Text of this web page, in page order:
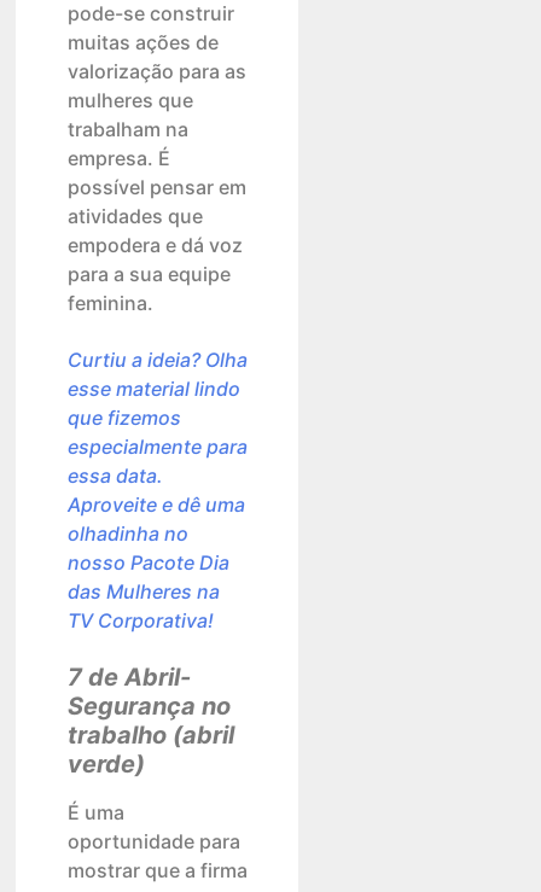
pode-se construir
muitas ações de
valorização para as
mulheres que
trabalham na
empresa. É
possível pensar em
atividades que
empodera e dá voz
para a sua equipe
feminina.
Curtiu a ideia? Olha
esse material lindo
que fizemos
especialmente para
essa data.
Aproveite e dê uma
olhadinha no
nosso Pacote Dia
das Mulheres na
TV Corporativa!
7 de Abril-
Segurança no
trabalho (abril
verde)
É uma
oportunidade para
mostrar que a firma